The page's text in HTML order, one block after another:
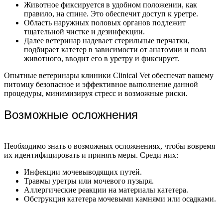
Животное фиксируется в удобном положении, как
правило, на спине. Это обеспечит доступ к уретре.
Область наружных половых органов подлежит
тщательной чистке и дезинфекции.
Далее ветеринар надевает стерильные перчатки,
подбирает катетер в зависимости от анатомии и пола
животного, вводит его в уретру и фиксирует.
Опытные ветеринары клиники Clinical Vet обеспечат вашему
питомцу безопасное и эффективное выполнение данной
процедуры, минимизируя стресс и возможные риски.
Возможные осложнения
Необходимо знать о возможных осложнениях, чтобы вовремя
их идентифицировать и принять меры. Среди них:
Инфекции мочевыводящих путей.
Травмы уретры или мочевого пузыря.
Аллергические реакции на материалы катетера.
Обструкция катетера мочевыми камнями или осадками.